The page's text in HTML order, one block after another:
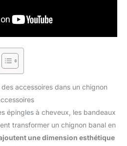
accessoires dans un chignon
épingles à cheveux, les bandeaux
transformer un chignon banal en
une dimension esthétique